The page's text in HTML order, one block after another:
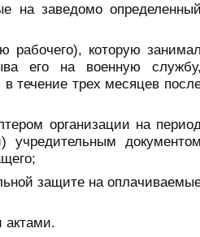
на заведомо определенный
которую занимал
его на военную службу,
течение трех месяцев
организации на
учредительным документом
защите на
актами.